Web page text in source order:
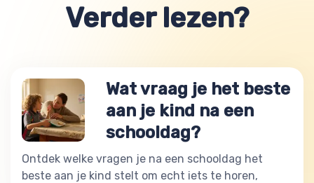
Verder lezen?
Wat vraag je het beste
aan je kind na een
schooldag?
Ontdek welke vragen je na een schooldag het
beste aan je kind stelt om echt iets te horen,